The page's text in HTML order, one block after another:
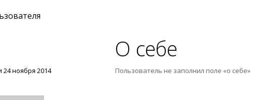
24 ноября 2014
О себе
Пользователь не заполнил поле «о себе»